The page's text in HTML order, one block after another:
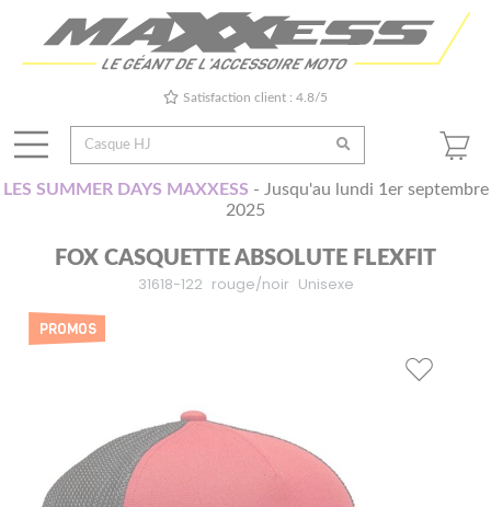
Satisfaction client : 4.8/5
LES SUMMER DAYS MAXXESS - Jusqu'au lundi 1er septembre
2025
FOX CASQUETTE ABSOLUTE FLEXFIT
31618-122 rouge/noir Unisexe
PROMOS